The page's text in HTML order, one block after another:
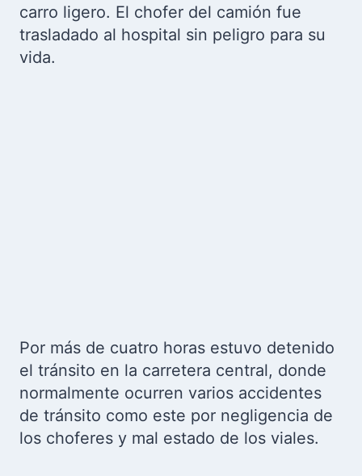
carro ligero. El chofer del camión fue
trasladado al hospital sin peligro para su
vida.
Por más de cuatro horas estuvo detenido
el tránsito en la carretera central, donde
normalmente ocurren varios accidentes
de tránsito como este por negligencia de
los choferes y mal estado de los viales.